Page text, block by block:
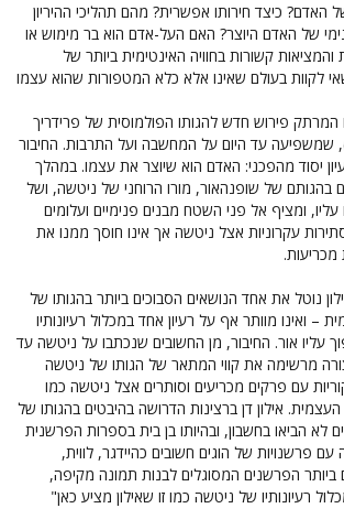
האדם? כיצד חירותו אפשרית? מהם תהליכי ההיריון
של האדם היוצר? האם העל-אדם הוא בר מימוש או
והמציאות קשורות בחוויה האינטימית ביותר של
לקוות בעולם שאינו אלא כלא המטפורות שהוא עצמו
המרתק פירוש חדש להגותו הפולמוסית של פרידריך
(1844–1900), שמשפיעה עד היום על המחשבה ועל התרבות. החיבור
יסוד מהפכני: האדם הוא שיוצר את עצמו. במהלך
בהגותם של שופנהאור, מורו הרוחני של ניטשה, ושל
ומציף אל פני השטח מבנים פנימיים ועלומים
עקרוניות אצל ניטשה אך אינו חוסך ממנו את
מכריעות.
נוטל את אחד הנושאים הסבוכים ביותר בהגותו של
– ואינו מוותר אף על רעיון אחד במכלול רעיונותיו
עליו אור. החיבור, מן החשובים שנכתבו על ניטשה עד
מרשימה את קווי המתאר של הגותו של ניטשה
עם פרקים מכריעים וסותרים אצל ניטשה כמו
העצמית. אילון דן ברצינות הדרושה בהיבטים בהגותו של
לא הביאו בחשבון, ובהיותו בן בית בספרות הפרשנית
פרשנויות של הוגים חשובים כהיידגר, לווית,
הפרשנים המסוגלים לבנות תמונה מקיפה,
רעיונותיו של ניטשה כמו זו שאילון מציע כאן"